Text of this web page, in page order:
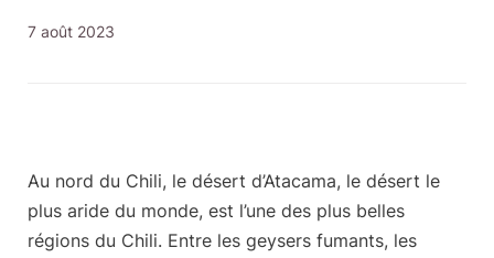
7 août 2023
Au nord du Chili, le désert d’Atacama, le désert le
plus aride du monde, est l’une des plus belles
régions du Chili. Entre les geysers fumants, les